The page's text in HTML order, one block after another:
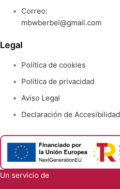
Correo:
mbwberbel@gmail.com
Legal
Política de cookies
Política de privacidad
Aviso Legal
Declaración de Accesibilidad
Un servicio de